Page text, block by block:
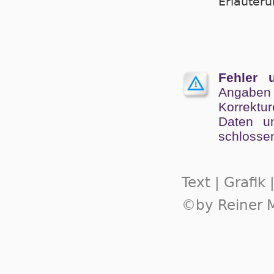
Fehler
Angaben
Da­ten
Text | Grafik
©by Reiner